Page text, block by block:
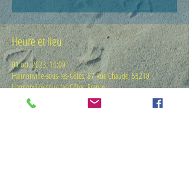
Heure et lieu
01 oct. 2023, 10:00
Hannonville-sous-les-Côtes, 87 Rue Chaude, 55210
Hannonville-sous-les-Côtes, France